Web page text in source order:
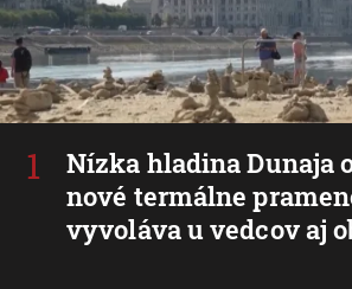
Nízka hladina Dunaja
nové termálne
vyvoláva u vedcov aj